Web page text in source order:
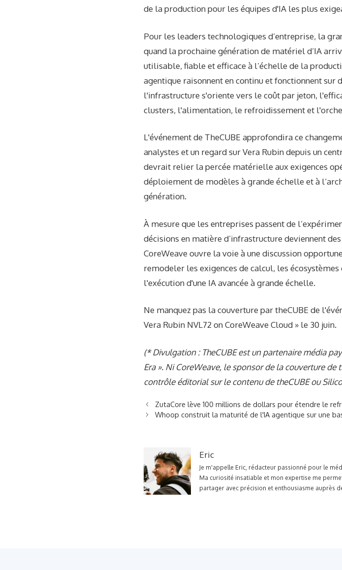
de la production pour les équipes d'IA les plus
Pour les leaders technologiques d’entreprise, la
quand la prochaine génération de matériel d’IA
utilisable, fiable et efficace à l’échelle de la
agentique raisonnent en continu et fonctionnent sur
l'infrastructure s'oriente vers le coût par jeton,
clusters, l'alimentation, le refroidissement et
L'événement de TheCUBE approfondira ce
analystes et un regard sur Vera Rubin depuis un
devrait relier la percée matérielle aux exigences
déploiement de modèles à grande échelle et à
génération.
À mesure que les entreprises passent de
décisions en matière d’infrastructure deviennent
CoreWeave ouvre la voie à une discussion
remodeler les exigences de calcul, les
l'exécution d'une IA avancée à grande échelle.
Ne manquez pas la couverture par theCUBE de
Vera Rubin NVL72 on CoreWeave Cloud » le 30 juin.
(* Divulgation : TheCUBE est un partenaire média
Era ». Ni CoreWeave, le sponsor de la couverture
contrôle éditorial sur le contenu de theCUBE ou
ZutaCore lève 100 millions de dollars pour étendre le
Whoop construit la maturité de l'IA agentique sur une
Eric
Je m'appelle Eric, rédacteur passionné pour le
Ma curiosité insatiable et mon expertise me
partager avec précision et enthousiasme auprès